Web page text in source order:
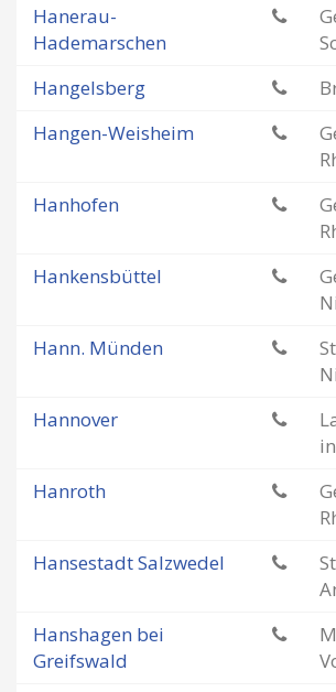
Hanerau-
Hademarschen
Hangelsberg
Hangen-Weisheim
Hanhofen
Hankensbüttel
Hann. Münden
Hannover
Hanroth
Hansestadt Salzwedel
Hanshagen bei
Greifswald